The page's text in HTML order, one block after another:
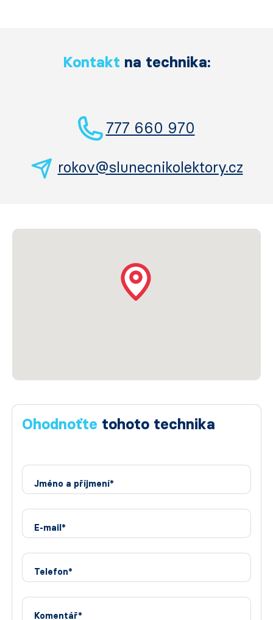
Kontakt na technika:
777 660 970
rokov@slunecnikolektory.cz
Ohodnoťte tohoto technika
Jméno a příjmení*
E-mail*
Telefon*
Komentář*